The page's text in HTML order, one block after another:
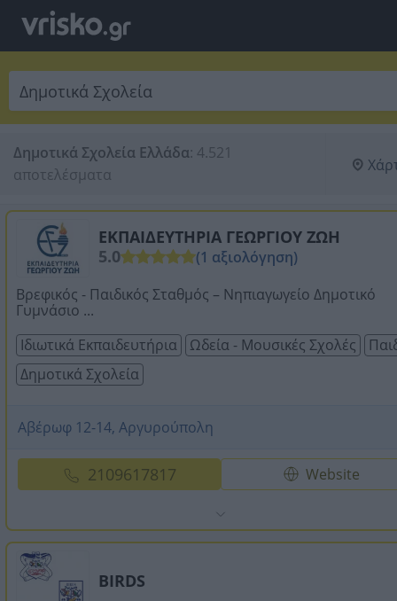
Δημοτικά Σχολεία Ελλάδα: 4.521
αποτελέσματα
ΕΚΠΑΙΔΕΥΤΗΡΙΑ ΓΕΩΡΓΙΟΥ ΖΩΗ
5.0
(1 αξιολόγηση)
Βρεφικός - Παιδικός Σταθμός – Νηπιαγωγείο Δημοτικό
Γυμνάσιο ...
Ιδιωτικά Εκπαιδευτήρια
Ωδεία - Μουσικές Σχολές
Δημοτικά Σχολεία
Αβέρωφ 12-14, Αργυρούπολη
2109617817 Website
BIRDS